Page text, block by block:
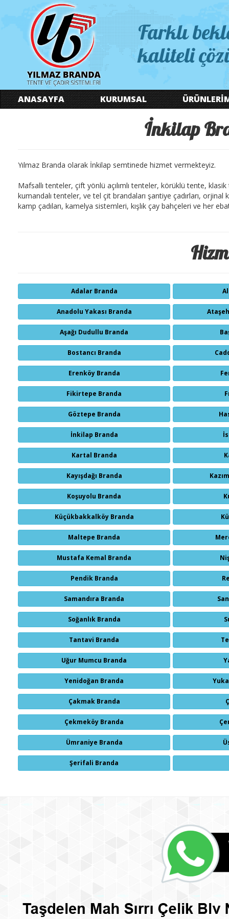
Farklı
kaliteli
ANASAYFA KURUMSAL
İnkilap
Yılmaz Branda olarak İnkilap semtinede hizmet vermekteyiz.
Mafsallı tenteler, çift yönlü açılımlı tenteler, körüklü tente,
kumandalı tenteler, ve tel çit brandaları şantiye çadırları,
kamp çadıları, kamelya sistemleri, kışlık çay bahçeleri ve her
Adalar Branda
Anadolu Yakası Branda
Aşağı Dudullu Branda
Bostancı Branda
Erenköy Branda
Fikirtepe Branda
Göztepe Branda
İnkilap Branda
Kartal Branda
Kayışdağı Branda
Koşuyolu Branda
Küçükbakkalköy Branda
Maltepe Branda
Mustafa Kemal Branda
Pendik Branda
Samandıra Branda
Soğanlık Branda
Tantavi Branda
Uğur Mumcu Branda
Yenidoğan Branda
Çakmak Branda
Çekmeköy Branda
Ümraniye Branda
Şerifali Branda